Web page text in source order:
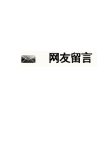
网友留言